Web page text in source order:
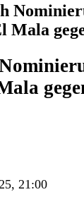
Mala
21:00